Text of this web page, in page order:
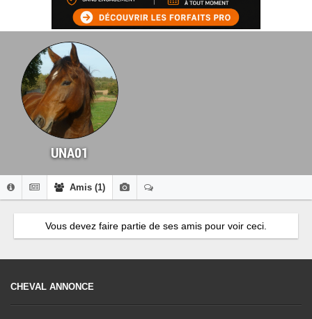
UNA01
Amis (1)
Vous devez faire partie de ses amis pour voir ceci.
CHEVAL ANNONCE